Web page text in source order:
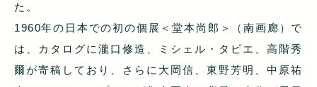
た。
1960年の日本での初の個展＜堂本尚郎＞（南画廊）で
は、カタログに瀧口修造、ミシェル・タピエ、高階秀
爾が寄稿しており、さらに大岡信、東野芳明、中原祐